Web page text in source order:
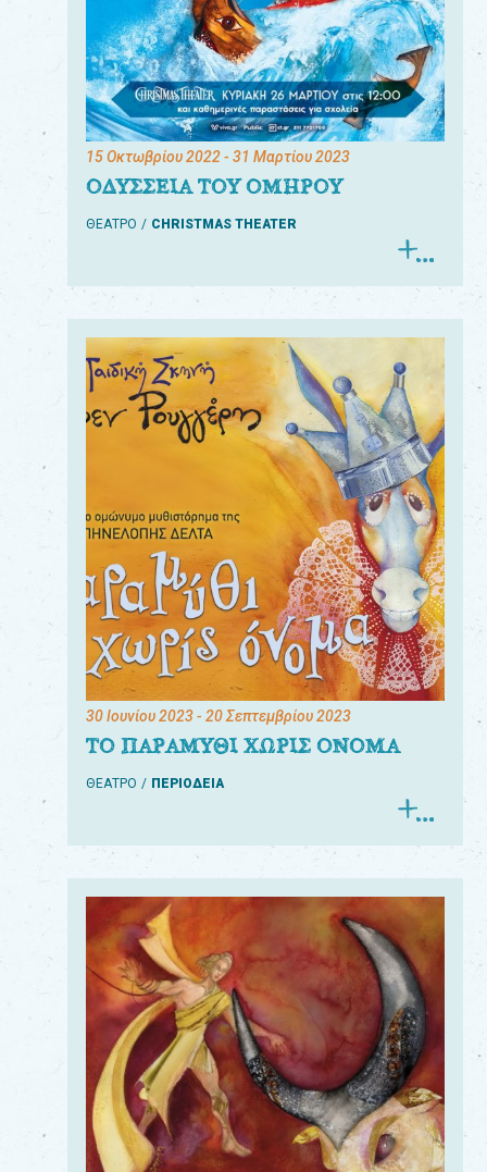
15 Οκτωβρίου 2022- 31 Μαρτίου 2023
ΟΔΥΣΣΕΙΑ ΤΟΥ ΟΜΗΡΟΥ
ΘΕΑΤΡΟ CHRISTMAS THEATER
30 Ιουνίου 2023- 20 Σεπτεμβρίου 2023
ΤΟ ΠΑΡΑΜΥΘΙ ΧΩΡΙΣ ΟΝΟΜΑ
ΘΕΑΤΡΟ ΠΕΡΙΟΔΕΙΑ